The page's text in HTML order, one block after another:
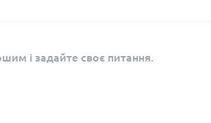
і задайте своє питання.